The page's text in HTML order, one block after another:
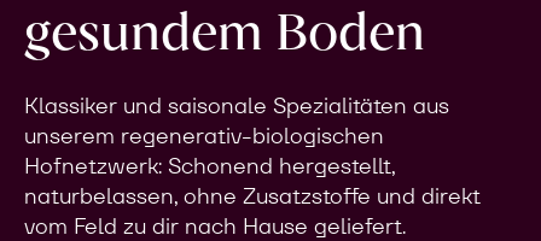
gesundem Boden
Klassiker und saisonale Spezialitäten aus
unserem regenerativ-biologischen
Hofnetzwerk: Schonend hergestellt,
naturbelassen, ohne Zusatzstoffe und direkt
vom Feld zu dir nach Hause geliefert.